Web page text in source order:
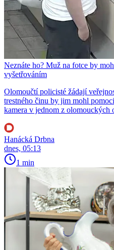
Neznáte ho? Muž na fotce by
vyšetřováním
Olomoučtí policisté žádají
trestného činu by jim mohl
kamera v jednom z olomouckých
Hanácká Drbna
dnes, 05:13
1 min